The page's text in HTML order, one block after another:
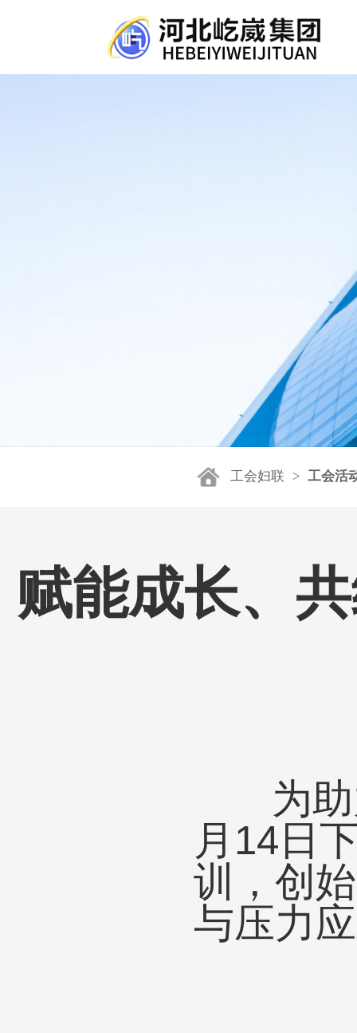
工会妇联 > 工会活
赋能成长、
为助力
月14日
训，创
与压力